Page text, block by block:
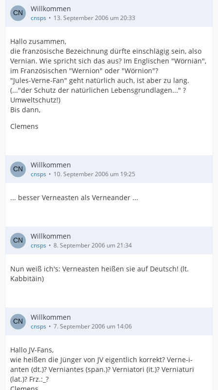
Willkommen
cnsps 13. September 2006 um 20:33
Hallo zusammen,
die französische Bezeichnung dürfte einschlägig sein, also
Vernian. Wie spricht sich das aus? Im Englischen "Wörniän",
im Französischen "Wernion" oder "Wörnion"?
"Jules-Verne-Fan" geht natürlich auch, ist aber zu lang.
(..."der Schutz der natürlichen Lebensgrundlagen..." ?
Umweltschutz!)
Bis dann,
Clemens
Willkommen
cnsps 10. September 2006 um 19:25
... besser Verneasten als Verneander ...
Willkommen
cnsps 8. September 2006 um 21:34
Nun weiß ich's: Verneasten heißen sie auf Deutsch! (lt.
Kabbitäin)
Willkommen
cnsps 7. September 2006 um 14:06
Hallo JV-Fans,
wie heißen die Jünger von JV eigentlich korrekt? Verne-i-
anten (dt.)? Verniantes (span.)? Verniatori (it.)? Verniaturi
(lat.)? Frz.:_?